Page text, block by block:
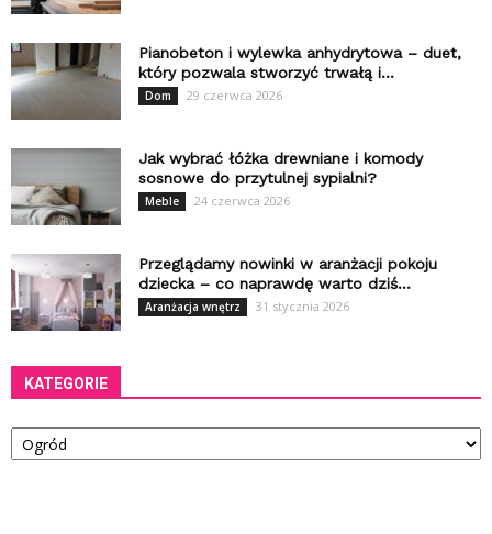
Pianobeton i wylewka anhydrytowa – duet,
który pozwala stworzyć trwałą i...
Dom 29 czerwca 2026
Jak wybrać łóżka drewniane i komody
sosnowe do przytulnej sypialni?
Meble 24 czerwca 2026
Przeglądamy nowinki w aranżacji pokoju
dziecka – co naprawdę warto dziś...
Aranżacja wnętrz 31 stycznia 2026
KATEGORIE
Kategorie